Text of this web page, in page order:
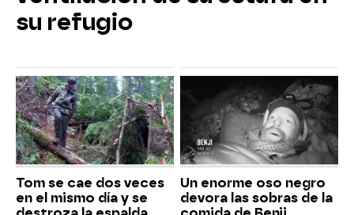
su refugio
Tom se cae dos veces
en el mismo día y se
Un enorme oso negro
devora las sobras de la